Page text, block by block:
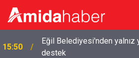
15:50
Eğil Belediyesi'nden yalnız
destek